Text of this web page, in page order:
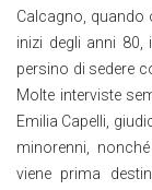
Calcagno, quando
inizi degli anni 80,
persino di sedere
Molte interviste
Emilia Capelli,
minorenni,
viene prima